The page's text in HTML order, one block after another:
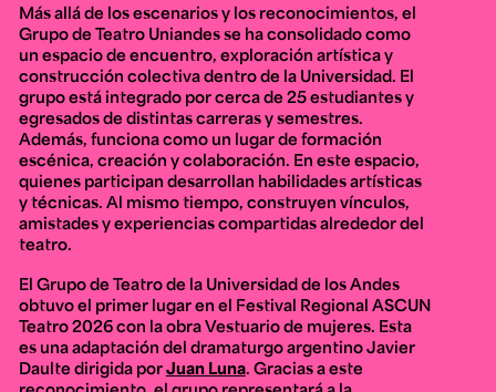
Más allá de los escenarios y los reconocimientos, el
Grupo de Teatro Uniandes se ha consolidado como
un espacio de encuentro, exploración artística y
construcción colectiva dentro de la Universidad. El
grupo está integrado por cerca de 25 estudiantes y
egresados de distintas carreras y semestres.
Además, funciona como un lugar de formación
escénica, creación y colaboración. En este espacio,
quienes participan desarrollan habilidades artísticas
y técnicas. Al mismo tiempo, construyen vínculos,
amistades y experiencias compartidas alrededor del
teatro.
El Grupo de Teatro de la Universidad de los Andes
obtuvo el primer lugar en el Festival Regional ASCUN
Teatro 2026 con la obraVestuario de mujeres. Esta
es una adaptación del dramaturgo argentino Javier
Daulte dirigida porJuan Luna. Gracias a este